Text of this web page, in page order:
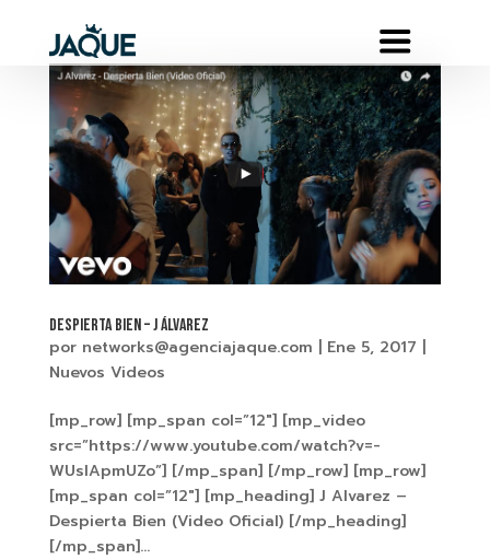
Despierta Bien – J Álvarez
por networks@agenciajaque.com | Ene 5, 2017 |
Nuevos Videos
[mp_row] [mp_span col=”12″] [mp_video
src=”https://www.youtube.com/watch?v=-
WUslApmUZo”] [/mp_span] [/mp_row] [mp_row]
[mp_span col=”12″] [mp_heading] J Alvarez –
Despierta Bien (Video Oficial) [/mp_heading]
[/mp_span]...